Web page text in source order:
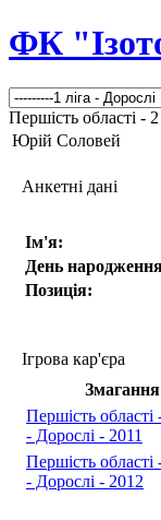
ФК
Першість області -
Юрій Соловей
Анкетні дані
Ім'я:
День
Позиція:
Ігрова кар'єра
Змагання
Першість області
- Дорослі - 2011
Першість області
- Дорослі - 2012